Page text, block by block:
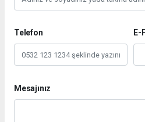
Telefon E-
Mesajınız